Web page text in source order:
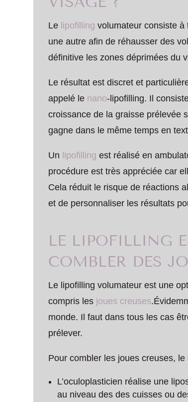
Le lipofilling volumateur consiste à
une autre afin de réhausser des
définitive les zones déprimées du
Le résultat est discret et
appelé le nano-lipofilling. Il
croissance de la graisse prélevée
gagne dans le même temps en
Un lipofilling est réalisé en
procédure est très appréciée car
Cela réduit le risque de réactions
et de personnaliser les résultats
LE LIPOFILLING
COMBLER DES
Le lipofilling volumateur est une
compris les joues creuses
monde. Il faut dans tous les cas
prélever.
Pour combler les joues creuses,
L’oculoplasticien réalise une
au niveau des des cuisses ou